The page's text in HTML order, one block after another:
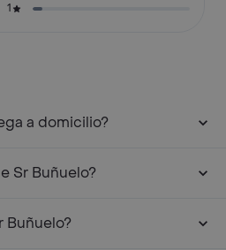
1
a domicilio?
Sr Buñuelo?
Buñuelo?